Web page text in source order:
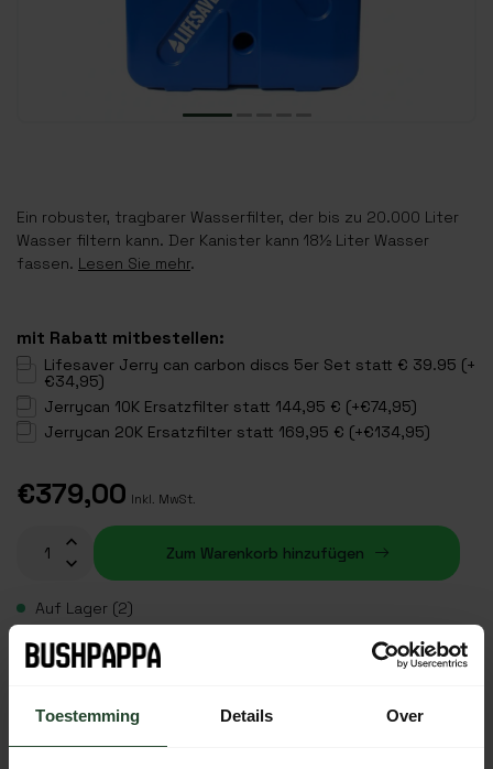
Toestemming Details Over
Ein robuster, tragbarer Wasserfilter, der bis zu 20.000 Liter
Wasser filtern kann. Der Kanister kann 18½ Liter Wasser
fassen. Lesen Sie mehr.
mit Rabatt mitbestellen:
Lifesaver Jerry can carbon discs 5er Set statt € 39.95 (+
€34,95)
Jerrycan 10K Ersatzfilter statt 144,95 € (+€74,95)
Jerrycan 20K Ersatzfilter statt 169,95 € (+€134,95)
€379,00 Inkl. MwSt.
Zum Warenkorb hinzufügen
Auf Lager (2)
Plaats je bestelling binnen
, dan wordt je
bestelling vandaag nog verzonden